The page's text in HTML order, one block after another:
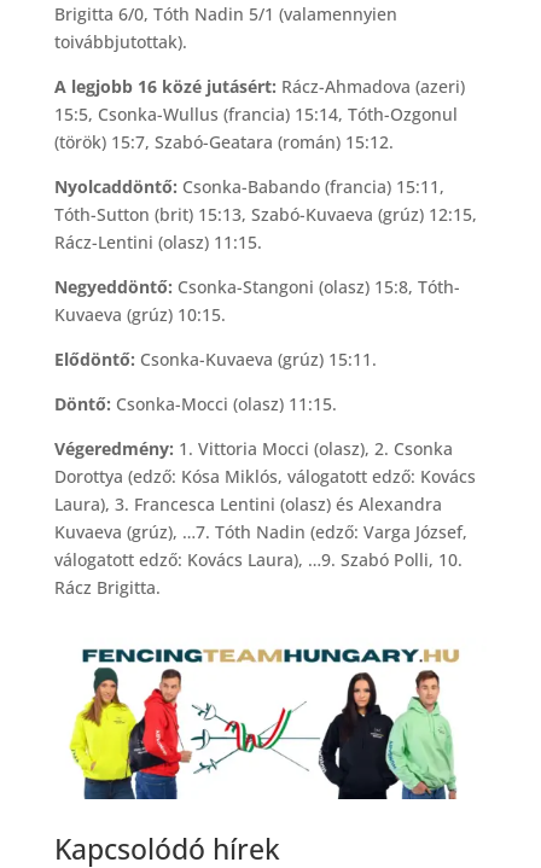
Brigitta 6/0, Tóth Nadin 5/1 (valamennyien
toivábbjutottak).
A legjobb 16 közé jutásért: Rácz-Ahmadova (azeri)
15:5, Csonka-Wullus (francia) 15:14, Tóth-Ozgonul
(török) 15:7, Szabó-Geatara (román) 15:12.
Nyolcaddöntő: Csonka-Babando (francia) 15:11,
Tóth-Sutton (brit) 15:13, Szabó-Kuvaeva (grúz) 12:15,
Rácz-Lentini (olasz) 11:15.
Negyeddöntő: Csonka-Stangoni (olasz) 15:8, Tóth-
Kuvaeva (grúz) 10:15.
Elődöntő: Csonka-Kuvaeva (grúz) 15:11.
Döntő: Csonka-Mocci (olasz) 11:15.
Végeredmény: 1. Vittoria Mocci (olasz), 2. Csonka
Dorottya (edző: Kósa Miklós, válogatott edző: Kovács
Laura), 3. Francesca Lentini (olasz) és Alexandra
Kuvaeva (grúz), …7. Tóth Nadin (edző: Varga József,
válogatott edző: Kovács Laura), …9. Szabó Polli, 10.
Rácz Brigitta.
Kapcsolódó hírek